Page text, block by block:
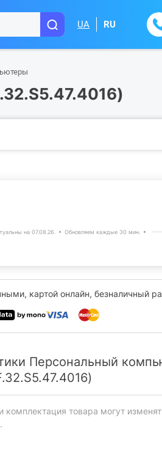
UA RU
на 07.08.26. Обновляем каждые 30 мин.
картой онлайн, безналичный
Персональный
комплектация товара могут